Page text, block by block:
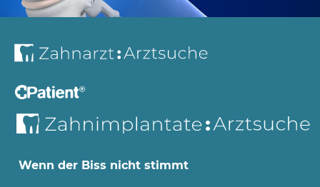
Wenn der Biss nicht stimmt